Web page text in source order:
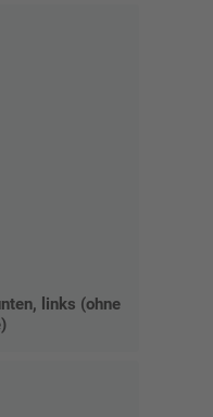
links (ohne